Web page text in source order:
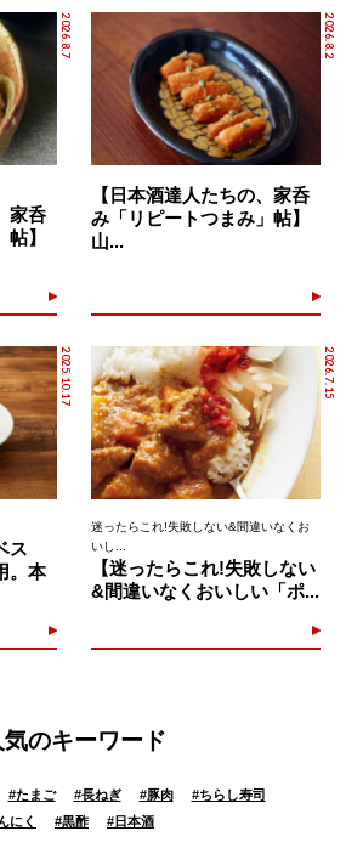
2026.8.7
家呑
】
2026.8.2
【日本酒達人たちの、家呑
み「リピートつまみ」帖】
山...
2025.10.17
ス
。本
2026.7.15
迷ったらこれ!失敗しない&間違いなくお
いし...
【迷ったらこれ!失敗しない
&間違いなくおいしい「ポ...
気のキーワード
#たまご #長ねぎ #豚肉 #ちらし寿司
にく #黒酢 #日本酒